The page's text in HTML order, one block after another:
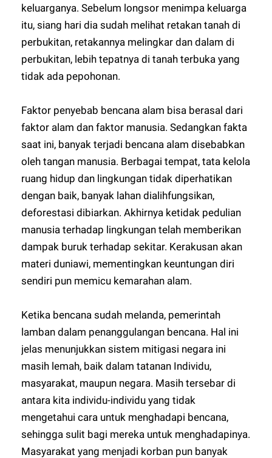
keluarganya. Sebelum longsor menimpa keluarga
itu, siang hari dia sudah melihat retakan tanah di
perbukitan, retakannya melingkar dan dalam di
perbukitan, lebih tepatnya di tanah terbuka yang
tidak ada pepohonan.
Faktor penyebab bencana alam bisa berasal dari
faktor alam dan faktor manusia. Sedangkan fakta
saat ini, banyak terjadi bencana alam disebabkan
oleh tangan manusia. Berbagai tempat, tata kelola
ruang hidup dan lingkungan tidak diperhatikan
dengan baik, banyak lahan dialihfungsikan,
deforestasi dibiarkan. Akhirnya ketidak pedulian
manusia terhadap lingkungan telah memberikan
dampak buruk terhadap sekitar. Kerakusan akan
materi duniawi, mementingkan keuntungan diri
sendiri pun memicu kemarahan alam.
Ketika bencana sudah melanda, pemerintah
lamban dalam penanggulangan bencana. Hal ini
jelas menunjukkan sistem mitigasi negara ini
masih lemah, baik dalam tatanan Individu,
masyarakat, maupun negara. Masih tersebar di
antara kita individu-individu yang tidak
mengetahui cara untuk menghadapi bencana,
sehingga sulit bagi mereka untuk menghadapinya.
Masyarakat yang menjadi korban pun banyak